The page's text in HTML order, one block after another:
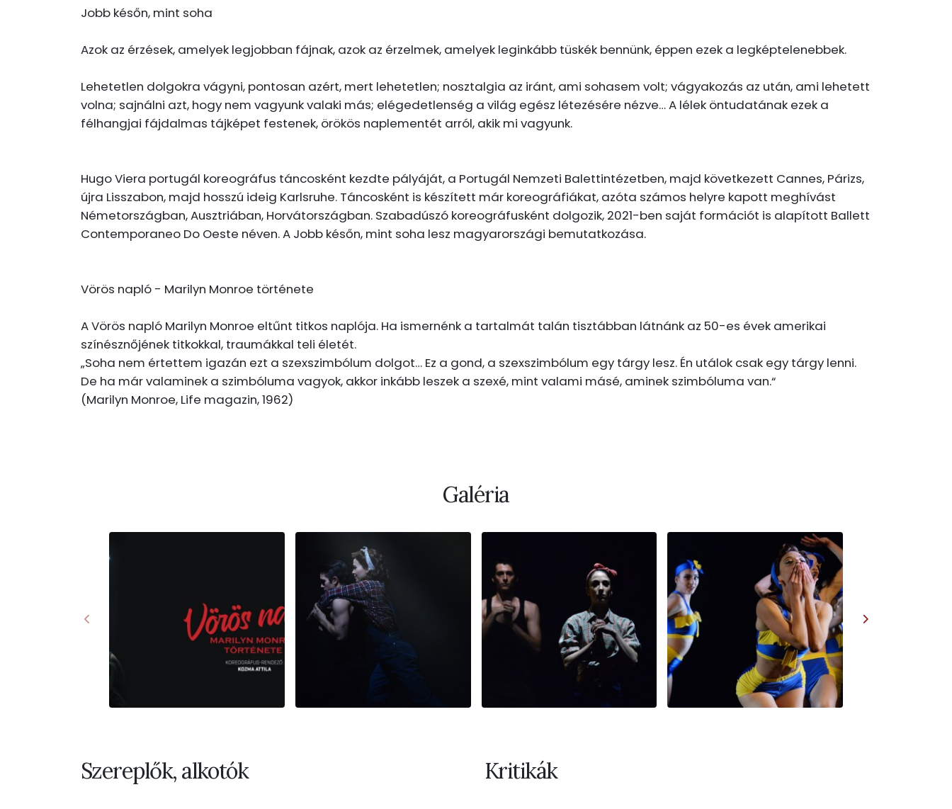
Jobb későn, mint soha
Azok az érzések, amelyek legjobban fájnak, azok az érzelmek, amelyek leginkább tüskék bennünk, éppen ezek a legképtelenebbek.
Lehetetlen dolgokra vágyni, pontosan azért, mert lehetetlen; nosztalgia az iránt, ami sohasem volt; vágyakozás az után, ami lehetett
volna; sajnálni azt, hogy nem vagyunk valaki más; elégedetlenség a világ egész létezésére nézve… A lélek öntudatának ezek a
félhangjai fájdalmas tájképet festenek, örökös naplementét arról, akik mi vagyunk.
Hugo Viera portugál koreográfus táncosként kezdte pályáját, a Portugál Nemzeti Balettintézetben, majd következett Cannes, Párizs,
újra Lisszabon, majd hosszú ideig Karlsruhe. Táncosként is készített már koreográfiákat, azóta számos helyre kapott meghívást
Németországban, Ausztriában, Horvátországban. Szabadúszó koreográfusként dolgozik, 2021-ben saját formációt is alapított Ballett
Contemporaneo Do Oeste néven. A Jobb későn, mint soha lesz magyarországi bemutatkozása.
Vörös napló - Marilyn Monroe története
A Vörös napló Marilyn Monroe eltűnt titkos naplója. Ha ismernénk a tartalmát talán tisztábban látnánk az 50-es évek amerikai
színésznőjének titkokkal, traumákkal teli életét.
„Soha nem értettem igazán ezt a szexszimbólum dolgot… Ez a gond, a szexszimbólum egy tárgy lesz. Én utálok csak egy tárgy lenni.
De ha már valaminek a szimbóluma vagyok, akkor inkább leszek a szexé, mint valami másé, aminek szimbóluma van.“
(Marilyn Monroe, Life magazin, 1962)
Galéria
Szereplők, alkotók Kritikák